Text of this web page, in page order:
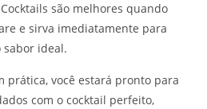
Cocktails são melhores quando
e sirva imediatamente para
ideal.
prática, você estará pronto para
com o cocktail perfeito,